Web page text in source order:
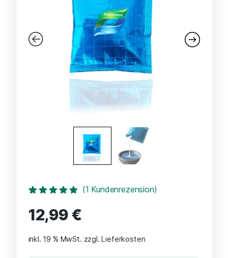
5.00von 5,
basierend auf
(1 Kundenrezension)
12,99€
inkl. 19 % MwSt. zzgl. Lieferkosten